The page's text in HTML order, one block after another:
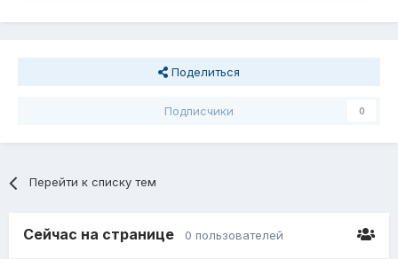
Поделиться
Подписчики 0
Перейти к списку тем
Сейчас на странице 0 пользователей